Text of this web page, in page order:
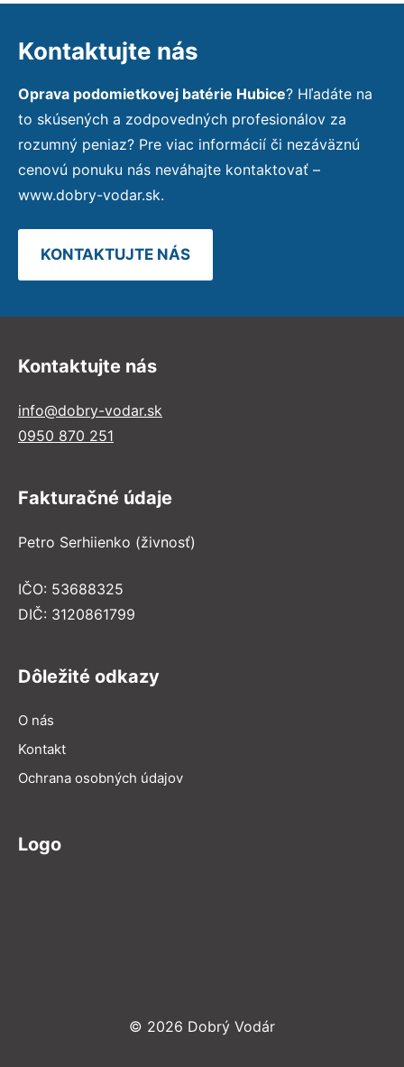
Kontaktujte nás
Oprava podomietkovej batérie Hubice? Hľadáte na
to skúsených a zodpovedných profesionálov za
rozumný peniaz? Pre viac informácií či nezáväznú
cenovú ponuku nás neváhajte kontaktovať –
www.dobry-vodar.sk.
KONTAKTUJTE NÁS
Kontaktujte nás
info@dobry-vodar.sk
0950 870 251
Fakturačné údaje
Petro Serhiienko (živnosť)
IČO: 53688325
DIČ: 3120861799
Dôležité odkazy
O nás
Kontakt
Ochrana osobných údajov
Logo
© 2026 Dobrý Vodár